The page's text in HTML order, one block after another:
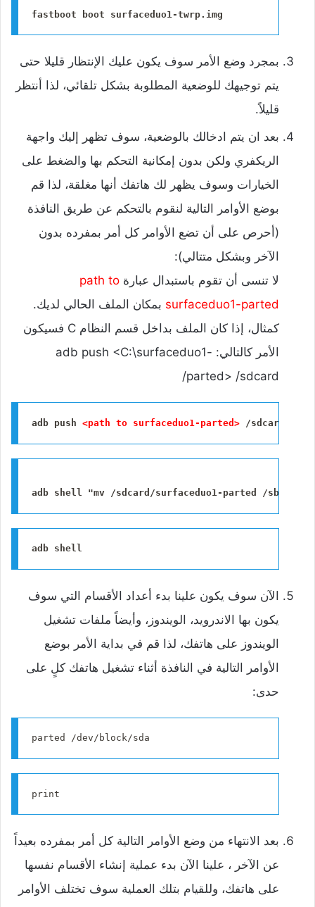
fastboot boot surfaceduo1-twrp.img
‌بمجرد وضع الأمر سوف يكون عليك الإنتظار قليلا حتى
يتم توجيهك للوضعية المطلوبة بشكل تلقائي، لذا أنتظر
قليلاً.
‌بعد ان يتم ادخالك بالوضعية، سوف تظهر إليك واجهة
الريكفري ولكن بدون إمكانية التحكم بها والضغط على
الخيارات وسوف يظهر لك هاتفك أنها مغلقة، لذا قم
بوضع الأوامر التالية لنقوم بالتحكم عن طريق النافذة
(أحرص على أن تضع الأوامر كل أمر بمفرده بدون
الآخر وبشكل متتالي):
لا تنسى أن تقوم باستبدال عبارة path to
surfaceduo1-parted بمكان الملف الحالي لديك.
كمثال، إذا كان الملف بداخل قسم النظام C فسيكون
الأمر كالتالي: adb push <C:\surfaceduo1-
parted> /sdcard/
adb push <path to surfaceduo1-parted>
adb shell "mv /sdcard/surfaceduo1-parted /sbin/
adb shell
‌الآن سوف يكون علينا بدء أعداد الأقسام التي سوف
يكون بها الاندرويد، الويندوز، وأيضاً ملفات تشغيل
الويندوز على هاتفك، لذا قم في بداية الأمر بوضع
الأوامر التالية في النافذة أثناء تشغيل هاتفك كلٍ على
حدى:
parted /dev/block/sda
print
‌بعد الانتهاء من وضع الأوامر التالية كل أمر بمفرده بعيداً
عن الآخر ، علينا الآن بدء عملية إنشاء الأقسام نفسها
على هاتفك، وللقيام بتلك العملية سوف تختلف الأوامر